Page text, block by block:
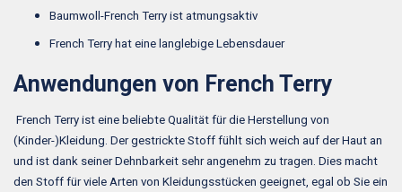
Baumwoll-French Terry ist atmungsaktiv
French Terry hat eine langlebige Lebensdauer
Anwendungen von French Terry
French Terry ist eine beliebte Qualität für die Herstellung von
(Kinder-)Kleidung. Der gestrickte Stoff fühlt sich weich auf der Haut an
und ist dank seiner Dehnbarkeit sehr angenehm zu tragen. Dies macht
den Stoff für viele Arten von Kleidungsstücken geeignet, egal ob Sie ein